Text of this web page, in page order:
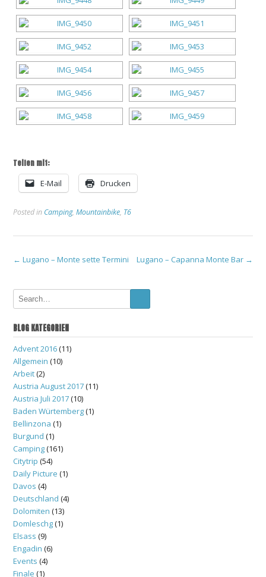
Teilen mit:
E-Mail
Drucken
Posted in Camping, Mountainbike, T6
Post
navigation
← Lugano – Monte sette Termini Lugano – Capanna Monte Bar →
BLOG KATEGORIEN
Advent 2016(11)
Allgemein (10)
Arbeit(2)
Austria August 2017(11)
Austria Juli 2017(10)
Baden Würtemberg(1)
Bellinzona (1)
Burgund (1)
Camping(161)
Citytrip (54)
Daily Picture (1)
Davos (4)
Deutschland (4)
Dolomiten (13)
Domleschg(1)
Elsass (9)
Engadin (6)
Events (4)
Finale (1)